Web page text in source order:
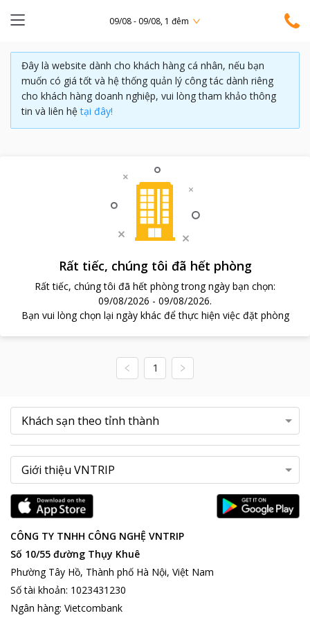
09/08 - 09/08, 1 đêm
Đây là website dành cho khách hàng cá nhân, nếu bạn
muốn có giá tốt và hệ thống quản lý công tác dành riêng
cho khách hàng doanh nghiệp, vui lòng tham khảo thông
tin và liên hệ tại đây!
Rất tiếc, chúng tôi đã hết phòng
Rất tiếc, chúng tôi đã hết phòng trong ngày bạn chọn:
09/08/2026 - 09/08/2026.
Bạn vui lòng chọn lại ngày khác để thực hiện việc đặt phòng
1
CÔNG TY TNHH CÔNG NGHỆ VNTRIP
Số 10/55 đường Thụy Khuê
Phường Tây Hồ, Thành phố Hà Nội, Việt Nam
Số tài khoản: 1023431230
Ngân hàng: Vietcombank